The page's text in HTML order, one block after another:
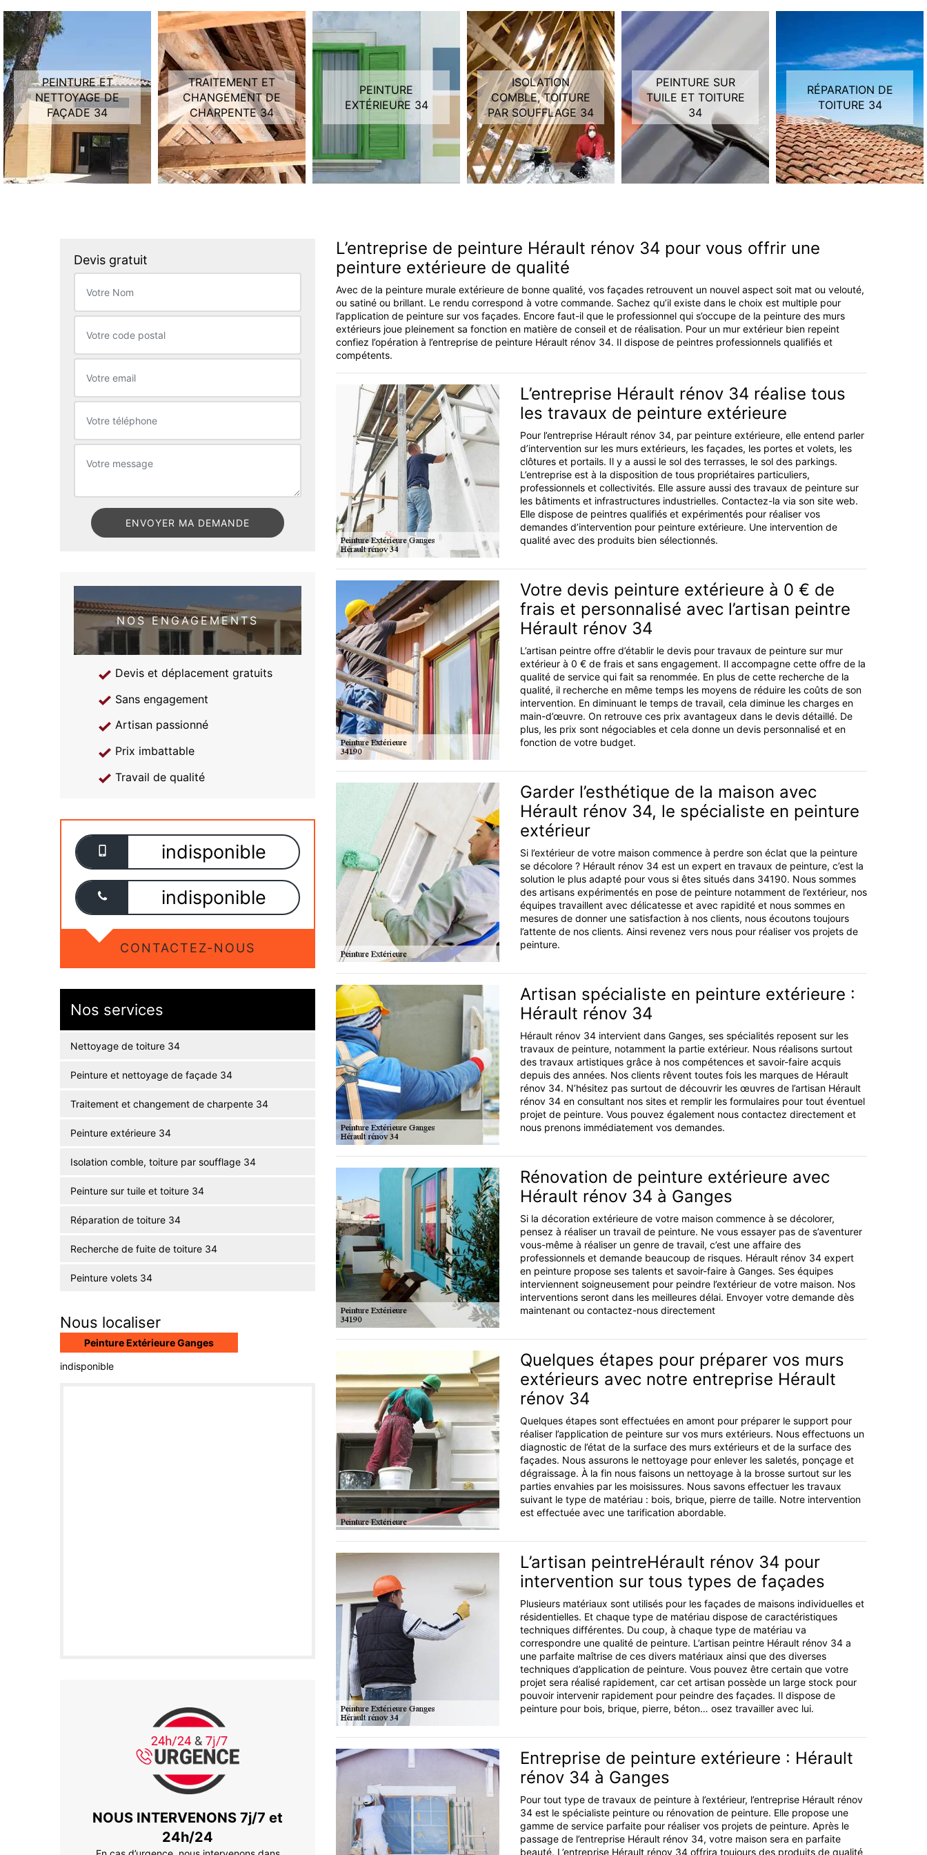
PEINTURE ET
NETTOYAGE DE
FAÇADE 34
TRAITEMENT ET
CHANGEMENT DE
CHARPENTE 34
PEINTURE
EXTÉRIEURE 34
ISOLATION
COMBLE, TOITURE
PAR SOUFFLAGE 34
PEINTURE SUR
TUILE ET TOITURE
34
RÉPARATION DE
TOITURE 34
Devis gratuit
NOS ENGAGEMENTS
Devis et déplacement gratuits
Sans engagement
Artisan passionné
Prix imbattable
Travail de qualité
indisponible
indisponible
CONTACTEZ-NOUS
Nos services
Nettoyage de toiture 34
Peinture et nettoyage de façade 34
Traitement et changement de charpente 34
Peinture extérieure 34
Isolation comble, toiture par soufflage 34
Peinture sur tuile et toiture 34
Réparation de toiture 34
Recherche de fuite de toiture 34
Peinture volets 34
Nous localiser
Peinture Extérieure Ganges
indisponible
NOUS INTERVENONS 7j/7 et
24h/24
L’entreprise de peinture Hérault rénov 34 pour vous offrir une
peinture extérieure de qualité
Avec de la peinture murale extérieure de bonne qualité, vos façades retrouvent un nouvel aspect soit mat ou velouté,
ou satiné ou brillant. Le rendu correspond à votre commande. Sachez qu’il existe dans le choix est multiple pour
l’application de peinture sur vos façades. Encore faut-il que le professionnel qui s’occupe de la peinture des murs
extérieurs joue pleinement sa fonction en matière de conseil et de réalisation. Pour un mur extérieur bien repeint
confiez l’opération à l’entreprise de peinture Hérault rénov 34. Il dispose de peintres professionnels qualifiés et
compétents.
L’entreprise Hérault rénov 34 réalise tous
les travaux de peinture extérieure
Pour l’entreprise Hérault rénov 34, par peinture extérieure, elle entend parler
d’intervention sur les murs extérieurs, les façades, les portes et volets, les
clôtures et portails. Il y a aussi le sol des terrasses, le sol des parkings.
L’entreprise est à la disposition de tous propriétaires particuliers,
professionnels et collectivités. Elle assure aussi des travaux de peinture sur
les bâtiments et infrastructures industrielles. Contactez-la via son site web.
Elle dispose de peintres qualifiés et expérimentés pour réaliser vos
demandes d’intervention pour peinture extérieure. Une intervention de
qualité avec des produits bien sélectionnés.
Votre devis peinture extérieure à 0 € de
frais et personnalisé avec l’artisan peintre
Hérault rénov 34
L’artisan peintre offre d’établir le devis pour travaux de peinture sur mur
extérieur à 0 € de frais et sans engagement. Il accompagne cette offre de la
qualité de service qui fait sa renommée. En plus de cette recherche de la
qualité, il recherche en même temps les moyens de réduire les coûts de son
intervention. En diminuant le temps de travail, cela diminue les charges en
main-d’œuvre. On retrouve ces prix avantageux dans le devis détaillé. De
plus, les prix sont négociables et cela donne un devis personnalisé et en
fonction de votre budget.
Garder l’esthétique de la maison avec
Hérault rénov 34, le spécialiste en peinture
extérieur
Si l’extérieur de votre maison commence à perdre son éclat que la peinture
se décolore ? Hérault rénov 34 est un expert en travaux de peinture, c’est la
solution le plus adapté pour vous si êtes situés dans 34190. Nous sommes
des artisans expérimentés en pose de peinture notamment de l’extérieur, nos
équipes travaillent avec délicatesse et avec rapidité et nous sommes en
mesures de donner une satisfaction à nos clients, nous écoutons toujours
l’attente de nos clients. Ainsi revenez vers nous pour réaliser vos projets de
peinture.
Artisan spécialiste en peinture extérieure :
Hérault rénov 34
Hérault rénov 34 intervient dans Ganges, ses spécialités reposent sur les
travaux de peinture, notamment la partie extérieur. Nous réalisons surtout
des travaux artistiques grâce à nos compétences et savoir-faire acquis
depuis des années. Nos clients rêvent toutes fois les marques de Hérault
rénov 34. N’hésitez pas surtout de découvrir les œuvres de l’artisan Hérault
rénov 34 en consultant nos sites et remplir les formulaires pour tout éventuel
projet de peinture. Vous pouvez également nous contactez directement et
nous prenons immédiatement vos demandes.
Rénovation de peinture extérieure avec
Hérault rénov 34 à Ganges
Si la décoration extérieure de votre maison commence à se décolorer,
pensez à réaliser un travail de peinture. Ne vous essayer pas de s’aventurer
vous-même à réaliser un genre de travail, c’est une affaire des
professionnels et demande beaucoup de risques. Hérault rénov 34 expert
en peinture propose ses talents et savoir-faire à Ganges. Ses équipes
interviennent soigneusement pour peindre l’extérieur de votre maison. Nos
interventions seront dans les meilleures délai. Envoyer votre demande dès
maintenant ou contactez-nous directement
Quelques étapes pour préparer vos murs
extérieurs avec notre entreprise Hérault
rénov 34
Quelques étapes sont effectuées en amont pour préparer le support pour
réaliser l’application de peinture sur vos murs extérieurs. Nous effectuons un
diagnostic de l’état de la surface des murs extérieurs et de la surface des
façades. Nous assurons le nettoyage pour enlever les saletés, ponçage et
dégraissage. À la fin nous faisons un nettoyage à la brosse surtout sur les
parties envahies par les moisissures. Nous savons effectuer les travaux
suivant le type de matériau : bois, brique, pierre de taille. Notre intervention
est effectuée avec une tarification abordable.
L’artisan peintreHérault rénov 34 pour
intervention sur tous types de façades
Plusieurs matériaux sont utilisés pour les façades de maisons individuelles et
résidentielles. Et chaque type de matériau dispose de caractéristiques
techniques différentes. Du coup, à chaque type de matériau va
correspondre une qualité de peinture. L’artisan peintre Hérault rénov 34 a
une parfaite maîtrise de ces divers matériaux ainsi que des diverses
techniques d’application de peinture. Vous pouvez être certain que votre
projet sera réalisé rapidement, car cet artisan possède un large stock pour
pouvoir intervenir rapidement pour peindre des façades. Il dispose de
peinture pour bois, brique, pierre, béton… osez travailler avec lui.
Entreprise de peinture extérieure : Hérault
rénov 34 à Ganges
Pour tout type de travaux de peinture à l’extérieur, l’entreprise Hérault rénov
34 est le spécialiste peinture ou rénovation de peinture. Elle propose une
gamme de service parfaite pour réaliser vos projets de peinture. Après le
passage de l’entreprise Hérault rénov 34, votre maison sera en parfaite
beauté. L’entreprise Hérault rénov 34 offrira toujours des produits de qualité